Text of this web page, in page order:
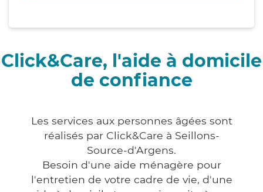
Click&Care, l'aide à domicile
de confiance
Les services aux personnes âgées sont
réalisés par Click&Care à Seillons-
Source-d'Argens.
Besoin d'une aide ménagère pour
l'entretien de votre cadre de vie, d'une